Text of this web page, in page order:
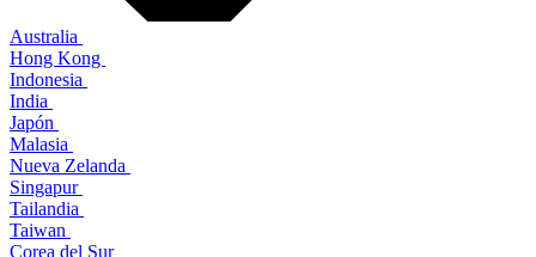
Australia
Hong Kong
Indonesia
India
Japón
Malasia
Nueva Zelanda
Singapur
Tailandia
Taiwan
Corea del Sur